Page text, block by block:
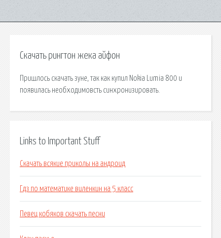
Скачать рингтон жека айфон
Пришлось скачать зуне, так как купил Nokia Lumia 800 и
появилась необходимовсть синхронизировать.
Links to Important Stuff
Скачать всякие приколы на андроид
Гдз по математике виленкин на 5 класс
Певец кобяков скачать песни